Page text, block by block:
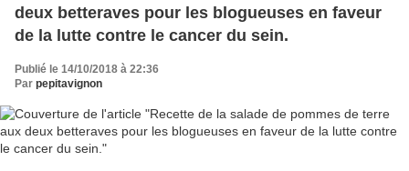
deux betteraves pour les blogueuses en faveur
de la lutte contre le cancer du sein.
Publié le 14/10/2018 à 22:36
Par pepitavignon